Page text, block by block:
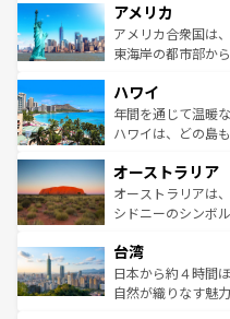
ンツ一覧を参照して
の建物がそのまま
博物館もあり、ア
ことができる。国
ば市内交通費無料で観
着のスイス情報は
アメリカ
アメリカ合衆国は
東海岸の都市部か
のような巨大都市
ンメントが詰まっ
西部には大自然が
部のニューオーリ
文化が魅力。旅行
しみながら、その
ならではの贅沢な旅のスタイル
情報はコンテンツ
ハワイ
年間を通じて温暖
ハワイは、どの島
ワイ島は見逃せな
島だが、静かな自
おすすめ。エメラ
れるおもてなしの
人々、おいしいロ
ク、伝統的なフラ
オーストラリア
オーストラリアは
シドニーのシンボ
リアリーフや大陸
ク）、タスマニア
ど、見どころがた
台湾
日本から約４時間
自然が織りなす魅